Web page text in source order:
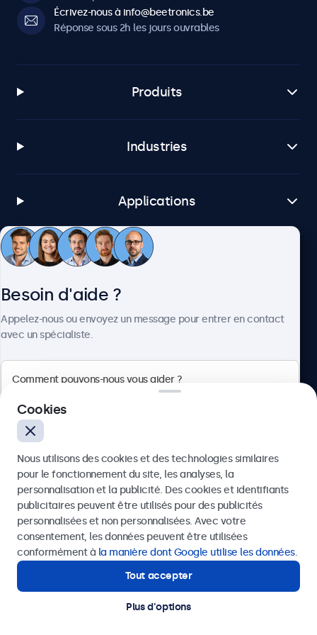
Logiciels et compatibilité
Windows 8, 10, 11
Windows Embedded
Tahoe, Sequoia, Sonoma
Linux
Toutes distributions de Linux
Toutes versions de BrightsignOS
Samsung DeX
Connectivité
1x
1x
VGA
USB-C
1x Vidéo, audio, touch
USB-A
Via l'adaptateur USB-C vers USB-A. Ceci active uniquement
la fonction tactile et doit être combiné avec HDMI,
DisplayPort ou VGA pour l'affichage.
Entrée AUX (3.5mm)
Écrivez-nous à info@beetronics.be
Réponse sous 2h les jours ouvrables
Produits
Industries
Applications
Service client
4.8/5 noté par 5000+ entreprises
Français
© 2026 Beetronics
Besoin d'aide ?
Appelez-nous ou envoyez un message pour entrer en contact
avec un spécialiste.
Envoyer
Ou appelez-nous au03 808 1603
Contactez nos spécialistes.
Cookies
Nous utilisons des cookies et des technologies similaires
pour le fonctionnement du site, les analyses, la
personnalisation et la publicité. Des cookies et identifiants
publicitaires peuvent être utilisés pour des publicités
personnalisées et non personnalisées. Avec votre
consentement, les données peuvent être utilisées
conformément à la manière dont Google utilise les données.
Tout accepter
Plus d'options